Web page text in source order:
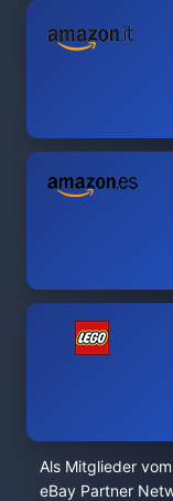
Als Mitglieder
eBay Partner